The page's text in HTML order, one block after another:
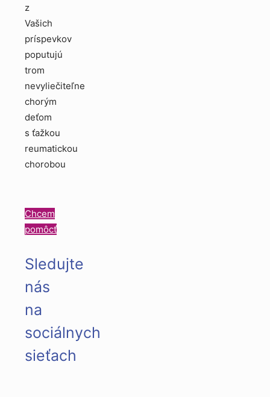
z
Vašich
príspevkov
poputujú
trom
nevyliečiteľne
chorým
deťom
s ťažkou
reumatickou
chorobou
Chcem
pomôcť
Sledujte
nás
na
sociálnych
sieťach